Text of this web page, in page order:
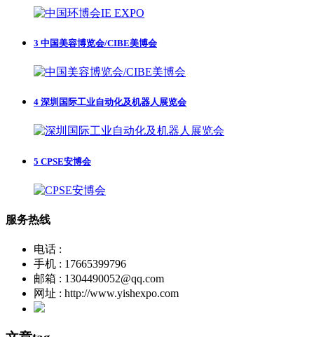
3 中国美容博览会/CIBE美博会
4 深圳国际工业自动化及机器人展览会
5 CPSE安博会
服务热线
电话 :
手机 : 17665399796
邮箱 : 1304490052@qq.com
网址 : http://www.yishexpo.com